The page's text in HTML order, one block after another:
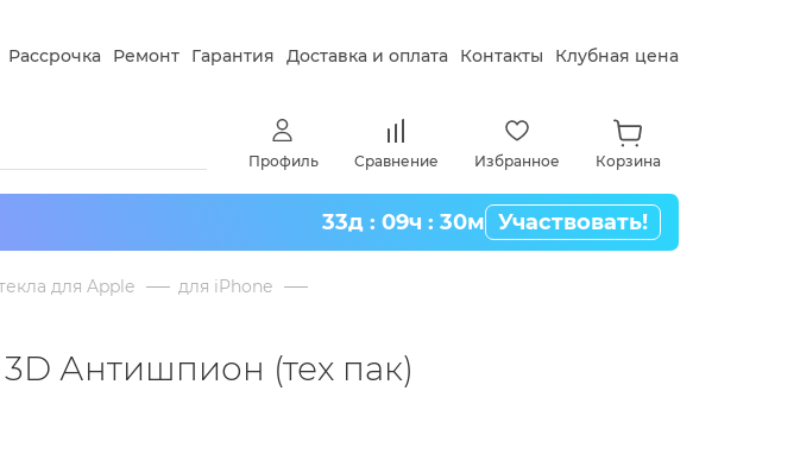
Рассрочка Ремонт Гарантия Доставка и оплата Контакты Клубная цена
Профиль Сравнение Избранное Корзина
33д : 09ч : 30м Участвовать!
для Apple
для iPhone
Антишпион (тех пак)